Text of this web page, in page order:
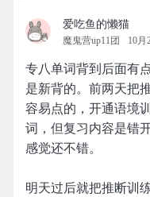
爱吃鱼的懒猫
魔鬼营up11团 10月
专八单词背到后面有
是新背的。前两天把
容易点的，开通语境
词，但复习内容是错
感觉还不错。
明天过后就把推断训